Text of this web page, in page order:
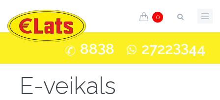
0
8838 27223344
E-veikals